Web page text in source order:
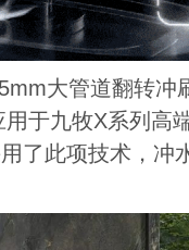
大管道翻转冲
九牧X系列高
了此项技术，冲